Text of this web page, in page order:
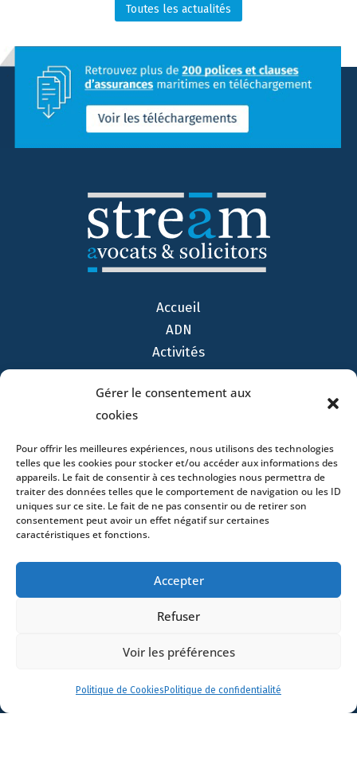
Gérer le consentement aux
cookies
Pour offrir les meilleures expériences, nous utilisons des technologies
telles que les cookies pour stocker et/ou accéder aux informations des
appareils. Le fait de consentir à ces technologies nous permettra de
traiter des données telles que le comportement de navigation ou les ID
uniques sur ce site. Le fait de ne pas consentir ou de retirer son
consentement peut avoir un effet négatif sur certaines
caractéristiques et fonctions.
Accepter
Refuser
Voir les préférences
Politique de Cookies Politique de confidentialité
Toutes les actualités
Accueil
ADN
Activités
Avocats
Bureaux
Actualités
Contact
- 4 square Édouard VII – 75009 Paris – France –
76600 Le Havre – France –+33 (0)2 35 22 18 88
3 boulevard de Louvain – 13008 Marseille – France –
Catherine – 33000 Bordeaux – France -
1201 Genève – Suisse - +33 (0)1 53 76 91 00
Dionysou 2 – Kifissia – Athens 14562